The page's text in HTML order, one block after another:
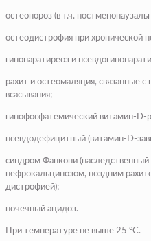
остеопороз (в т.ч.
остеодистрофия при хронической
гипопаратиреоз и
рахит и остеомаляция, связанные
всасывания;
гипофосфатемический витамин-D-
псевдодефицитный (витамин-D-
синдром Фанкони
нефрокальцинозом, поздним
дистрофией);
почечный ацидоз.
При температуре не выше 25 °C.